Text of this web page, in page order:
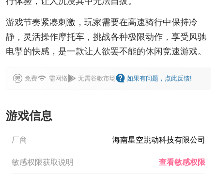
游戏节奏紧凑刺激，玩家需要在高速骑行中保持冷
静，灵活操作摩托车，挑战各种极限动作，享受风驰
电掣的快感，是一款让人欲罢不能的休闲竞速游戏。
免费 需网络 无需谷歌市场 如果有问题，点此反馈!
游戏信息
厂商 海南星空跳动科技有限公司
敏感权限获取说明 查看敏感权限